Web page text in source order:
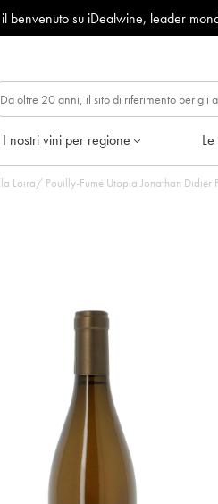
benvenuto su iDealwine, leader
I nostri vini per regione
Loira/ Pouilly-Fumé Utopia Jonathan